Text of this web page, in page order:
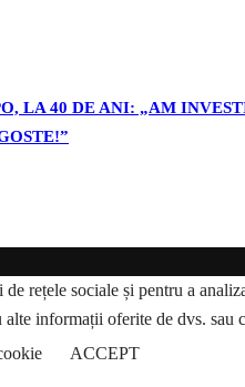
LA 40 DE ANI: „AM
rețele sociale și pentru a
informații oferite de dvs.
ACCEPT